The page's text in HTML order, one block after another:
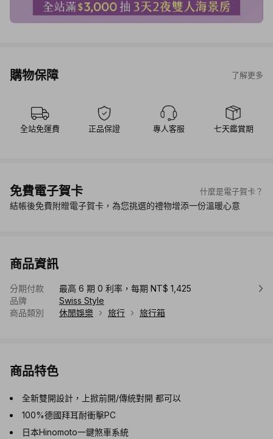
購物保障 了解更多
全站免運費 正品保證 專人客服 七天鑑賞期
免費電子賀卡 什麼是電子賀卡？
結帳後免費附贈電子賀卡，為您挑選的禮物增添一份溫暖心意
商品資訊
分期付款
最高 6 期 0 利率，每期 NT$ 1,425
品牌
Swiss Style
商品類別
休閒娛樂 旅行 旅行箱
商品特色
全新雙開設計，上掀前開/傳統對開 都可以
100%德國拜耳耐衝擊PC
日本Hinomoto一鍵煞車系統